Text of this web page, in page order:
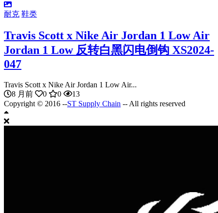
耐克 鞋类
Travis Scott x Nike Air Jordan 1 Low Air
Jordan 1 Low 反转白黑闪电倒钩 XS2024-
047
Travis Scott x Nike Air Jordan 1 Low Air...
8 月前
0 0
13
Copyright © 2016 --ST Supply Chain -- All rights reserved